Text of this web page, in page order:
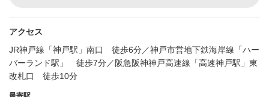
アクセス
JR神戸線「神戸駅」南口 徒歩6分／神戸市営地下鉄海岸線「ハー
バーランド駅」 徒歩7分／阪急阪神神戸高速線「高速神戸駅」東
改札口 徒歩10分